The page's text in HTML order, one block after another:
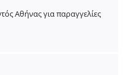
Αθήνας για παραγγελίες